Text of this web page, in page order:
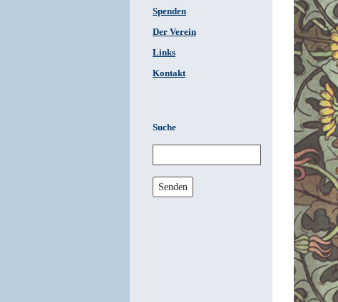
Spenden
Der Verein
Links
Kontakt
Suche
Senden